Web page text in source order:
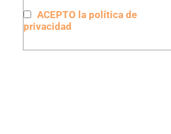
ACEPTO la política de
privacidad